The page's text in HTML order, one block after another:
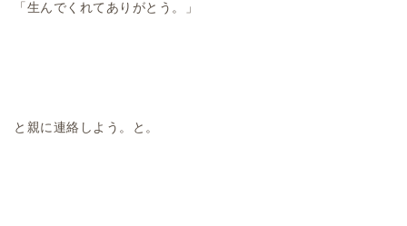
「生んでくれてありがとう。」
と親に連絡しよう。と。